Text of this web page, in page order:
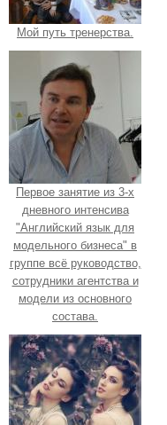
Мой путь тренерства.
Первое занятие из 3-х
дневного интенсива
"Английский язык для
модельного бизнеса" в
группе всё руководство,
сотрудники агентства и
модели из основного
состава.